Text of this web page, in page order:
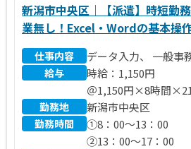
新潟市中央区｜【派遣】時短勤
業無し！Excel・Wordの基本操
仕事内容 データ入力、 一般事
給与
時給：1,150円
＠1,150円×8時間
※別途 残業代、交通
勤務地 新潟市中央区
勤務時間
①8：00～13：00
②13：00～17：00